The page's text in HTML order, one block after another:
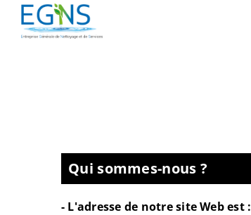
Passer
Qui sommes-nous ?
- L'adresse de notre site Web est :